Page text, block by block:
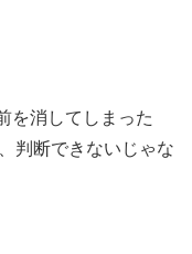
を消してしまった
判断できないじゃな